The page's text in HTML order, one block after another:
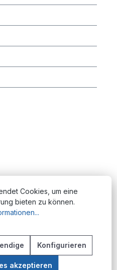
aus Nylon
Cookies, um eine
bieten zu können.
Konfigurieren
akzeptieren